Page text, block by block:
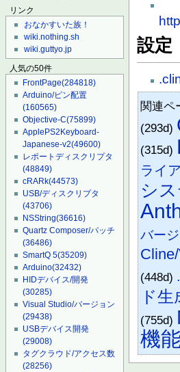
リンク
おなかすいた族！
wiki.nothing.sh
wiki.guttyo.jp
人気の50件
FrontPage(284818)
Arduino/ピン配置
(160565)
Objective-C(75899)
ApplePS2Keyboard-
Japanese-v2(49600)
レポートディスクリプタ
(48849)
cRARk(44573)
USB/ディスクリプタ
(43706)
NSString(36616)
Quartz Composer/パッチ
(36486)
SmartQ 5(35209)
Arduino(32432)
HIDデバイス/開発
(30285)
Visual Studio/バージョン
(29438)
USBデバイス開発
(29008)
タグクラウド/アクセス数
(28256)
設定
関連ペ
(293d)
(315d)
ライ
シ
バー
(448d)
ド生
(755d)
機